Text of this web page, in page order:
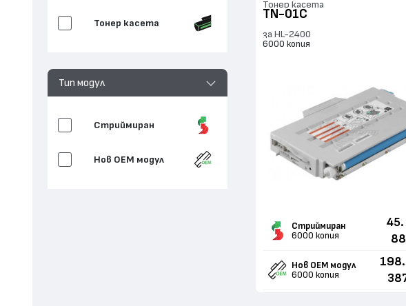
Тонер касета
Тип модул
Стриймиран
Нов ОЕМ модул
Тонер касета
TN-01C
за HL-2400
6000 копия
Стриймиран
6000 копия
45.
Нов ОЕМ модул
6000 копия
198.